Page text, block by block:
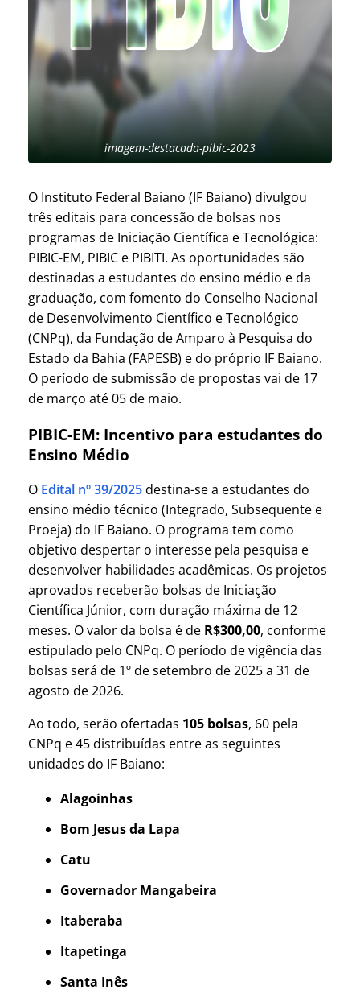
imagem-destacada-pibic-2023
O Instituto Federal Baiano (IF Baiano) divulgou
três editais para concessão de bolsas nos
programas de Iniciação Científica e Tecnológica:
PIBIC-EM, PIBIC e PIBITI. As oportunidades são
destinadas a estudantes do ensino médio e da
graduação, com fomento do Conselho Nacional
de Desenvolvimento Científico e Tecnológico
(CNPq), da Fundação de Amparo à Pesquisa do
Estado da Bahia (FAPESB) e do próprio IF Baiano.
O período de submissão de propostas vai de 17
de março até 05 de maio.
PIBIC-EM: Incentivo para estudantes do
Ensino Médio
O Edital nº 39/2025destina-se a estudantes do
ensino médio técnico (Integrado, Subsequente e
Proeja) do IF Baiano. O programa tem como
objetivo despertar o interesse pela pesquisa e
desenvolver habilidades acadêmicas. Os projetos
aprovados receberão bolsas de Iniciação
Científica Júnior, com duração máxima de 12
meses. O valor da bolsa é de R$300,00, conforme
estipulado pelo CNPq. O período de vigência das
bolsas será de 1º de setembro de 2025 a 31 de
agosto de 2026.
Ao todo, serão ofertadas 105 bolsas, 60 pela
CNPq e 45 distribuídas entre as seguintes
unidades do IF Baiano:
Alagoinhas
Bom Jesus da Lapa
Catu
Governador Mangabeira
Itaberaba
Itapetinga
Santa Inês